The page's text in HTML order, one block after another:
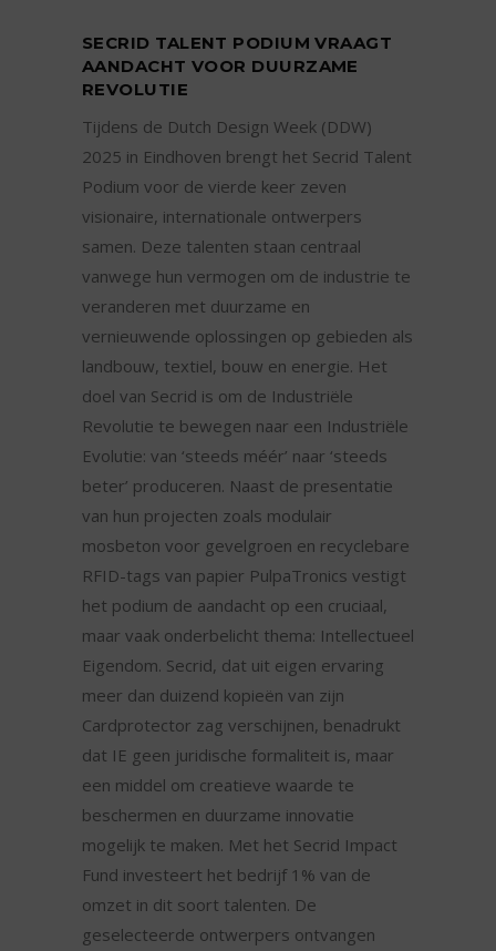
SECRID TALENT PODIUM VRAAGT
AANDACHT VOOR DUURZAME
REVOLUTIE
Tijdens de Dutch Design Week (DDW)
2025 in Eindhoven brengt het Secrid Talent
Podium voor de vierde keer zeven
visionaire, internationale ontwerpers
samen. Deze talenten staan centraal
vanwege hun vermogen om de industrie te
veranderen met duurzame en
vernieuwende oplossingen op gebieden als
landbouw, textiel, bouw en energie. Het
doel van Secrid is om de Industriële
Revolutie te bewegen naar een Industriële
Evolutie: van ‘steeds méér’ naar ‘steeds
beter’ produceren. Naast de presentatie
van hun projecten zoals modulair
mosbeton voor gevelgroen en recyclebare
RFID-tags van papier PulpaTronics vestigt
het podium de aandacht op een cruciaal,
maar vaak onderbelicht thema: Intellectueel
Eigendom. Secrid, dat uit eigen ervaring
meer dan duizend kopieën van zijn
Cardprotector zag verschijnen, benadrukt
dat IE geen juridische formaliteit is, maar
een middel om creatieve waarde te
beschermen en duurzame innovatie
mogelijk te maken. Met het Secrid Impact
Fund investeert het bedrijf 1% van de
omzet in dit soort talenten. De
geselecteerde ontwerpers ontvangen